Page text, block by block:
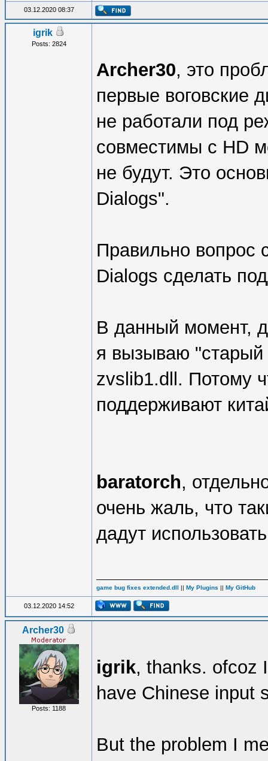
03.12.2020 08:37
igrik
Posts: 2824
Archer30, это
первые воговские
не работали под
совместимы с HD
не будут. Это
Dialogs".
Правильно вопрос
Dialogs сделать
В данный момент,
я вызываю "старый
zvslib1.dll. Потому
поддерживают
baratorch,
очень жаль, что
дадут
game bug fixes extended.dll || My Plugins || My GitHub
03.12.2020 14:52
Archer30
Posts: 1188
igrik, thanks. ofcoz
have Chinese input
But the problem I